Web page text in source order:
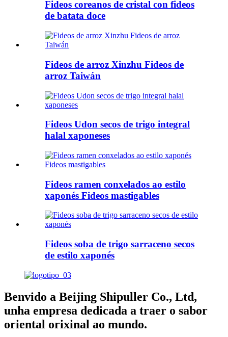
Fideos coreanos de cristal con fideos
de batata doce
Fideos de arroz Xinzhu Fideos de
arroz Taiwán
Fideos Udon secos de trigo integral
halal xaponeses
Fideos ramen conxelados ao estilo
xaponés Fideos mastigables
Fideos soba de trigo sarraceno secos
de estilo xaponés
Benvido a Beijing Shipuller Co., Ltd,
unha empresa dedicada a traer o sabor
oriental orixinal ao mundo.